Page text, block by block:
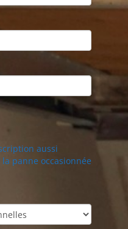
aussi
panne occasionnée